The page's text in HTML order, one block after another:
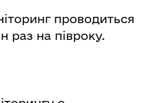
проводиться
раз на півроку.